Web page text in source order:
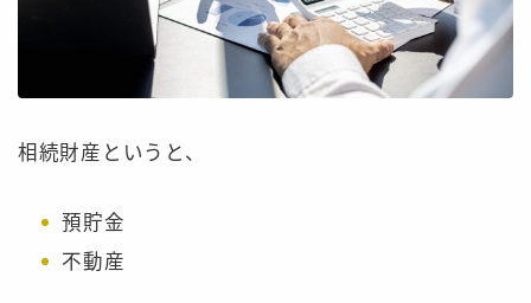
解決事例｜離婚
解決事例｜相続
解決事例｜労災
コラム Column
相続財産というと、
預貯金
不動産